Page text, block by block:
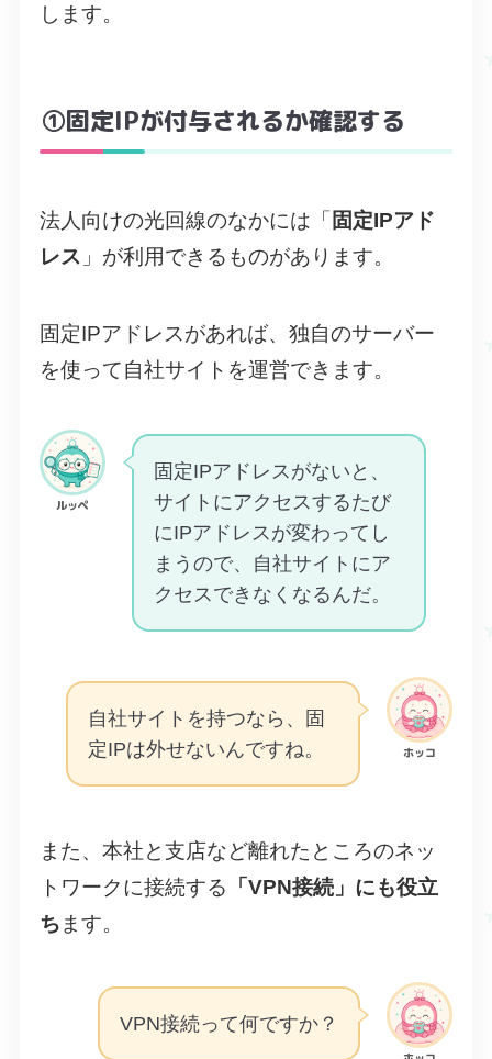
します。
①固定IPが付与されるか確認する
法人向けの光回線のなかには「 固定IPアド
レス 」が利用できるものがあります。
固定IPアドレスがあれば、独自のサーバー
を使って自社サイトを運営できます。
ルッペ
固定IPアドレスがないと、
サイトにアクセスするたび
にIPアドレスが変わってし
まうので、自社サイトにア
クセスできなくなるんだ。
ホッコ
自社サイトを持つなら、固
定IPは外せないんですね。
また、本社と支店など離れたところのネッ
トワークに接続する 「VPN接続」にも役立
ち ます。
VPN接続って何ですか？